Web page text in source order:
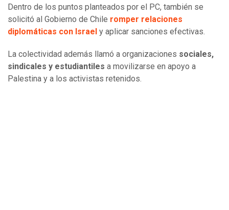
Dentro de los puntos planteados por el PC, también se
solicitó al Gobierno de Chile romper relaciones
diplomáticas con Israel y aplicar sanciones efectivas.
La colectividad además llamó a organizaciones sociales,
sindicales y estudiantiles a movilizarse en apoyo a
Palestina y a los activistas retenidos.